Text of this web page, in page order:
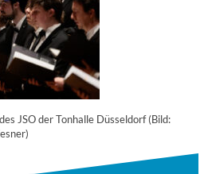
JSO der Tonhalle Düsseldorf (Bild: